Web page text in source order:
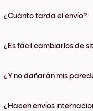
materiales y colores de
¿Cuánto tarda el envío?
algunos países. Te
¿Es fácil cambiarlos de
¿Y no dañarán mis
¿Hacen envíos